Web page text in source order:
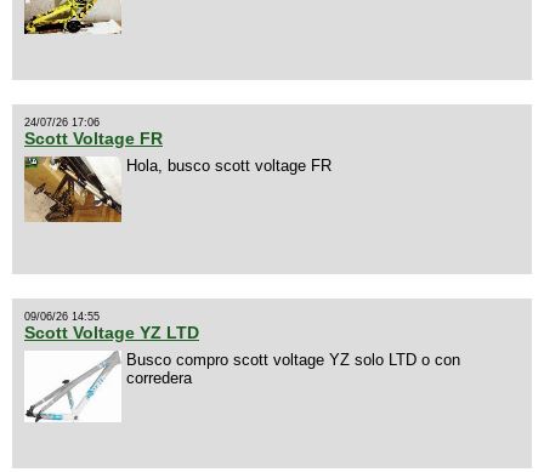
24/07/26 17:06
Scott Voltage FR
Hola, busco scott voltage FR
09/06/26 14:55
Scott Voltage YZ LTD
Busco compro scott voltage YZ solo LTD o con
corredera